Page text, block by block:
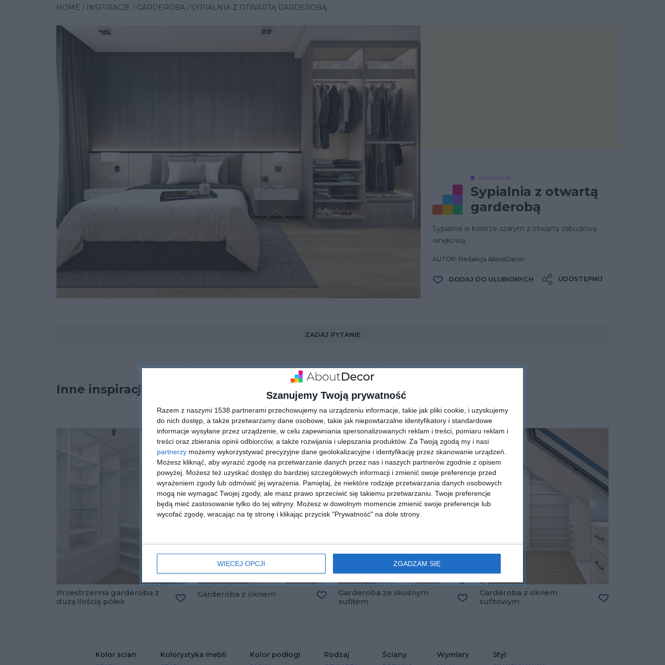
Szanujemy Twoją prywatność
Razem z naszymi 1538 partnerami przechowujemy na urządzeniu informacje, takie jak pliki cookie, i uzyskujemy
do nich dostęp, a także przetwarzamy dane osobowe, takie jak niepowtarzalne identyfikatory i standardowe
informacje wysyłane przez urządzenie, w celu zapewniania spersonalizowanych reklam i treści, pomiaru reklam i
treści oraz zbierania opinii odbiorców, a także rozwijania i ulepszania produktów. Za Twoją zgodą my i nasi
partnerzy możemy wykorzystywać precyzyjne dane geolokalizacyjne i identyfikację przez skanowanie urządzeń.
Możesz kliknąć, aby wyrazić zgodę na przetwarzanie danych przez nas i naszych partnerów zgodnie z opisem
powyżej. Możesz też uzyskać dostęp do bardziej szczegółowych informacji i zmienić swoje preferencje przed
wyrażeniem zgody lub odmówić jej wyrażenia.
Pamiętaj, że niektóre rodzaje przetwarzania danych osobowych
mogą nie wymagać Twojej zgody, ale masz prawo sprzeciwić się takiemu przetwarzaniu. Twoje preferencje
będą mieć zastosowanie tylko do tej witryny. Możesz w dowolnym momencie zmienić swoje preferencje lub
wycofać zgodę, wracając na tę stronę i klikając przycisk "Prywatność" na dole strony.
WIĘCEJ OPCJI ZGADZAM SIĘ
HOME INSPIRACJE GARDEROBA SYPIALNIA Z OTWARTĄ GARDEROBĄ
INSPIRACJA
Sypialnia z otwartą
garderobą
Sypialnia w kolorze szarym z otwartą zabudową
wnękową.
AUTOR: Redakcja AboutDecor
DODAJ DO ULUBIONYCH UDOSTĘPNIJ
ZADAJ PYTANIE
Inne inspiracje
Przestrzenna garderoba z
dużą ilością półek
Garderoba z oknem
Dodaj do ulubionych
Garderoba ze skośnym
sufitem
Dodaj do ulubionych
Garderoba z oknem
sufitowym
Kolor ścian Kolorystyka mebli Kolor podłogi Rodzaj Ściany Wymiary Styl